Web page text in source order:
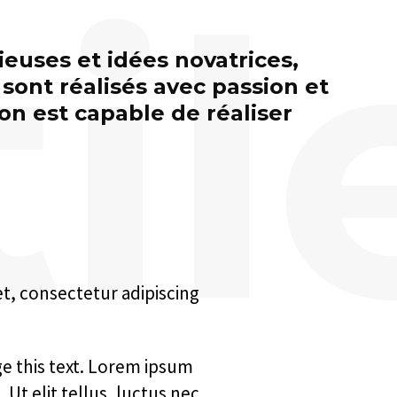
et idées novatrices,
réalisés avec passion et
est capable de réaliser
consectetur adipiscing
this text. Lorem ipsum